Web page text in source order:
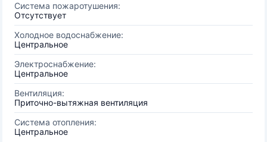
Система пожаротушения:
Отсутствует
Холодное водоснабжение:
Центральное
Электроснабжение:
Центральное
Вентиляция:
Приточно-вытяжная вентиляция
Система отопления:
Центральное